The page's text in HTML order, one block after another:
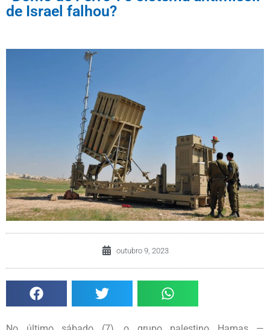
de Israel falhou?
outubro 9, 2023